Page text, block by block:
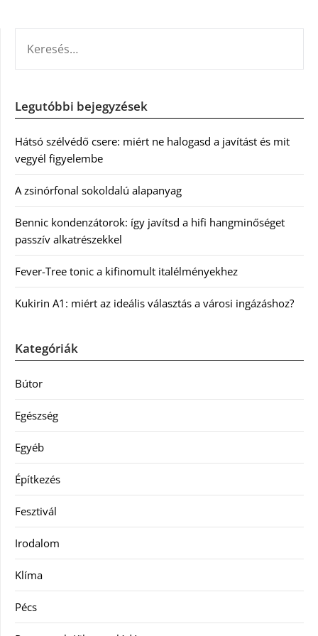
Legutóbbi bejegyzések
Hátsó szélvédő csere: miért ne halogasd a javítást és mit
vegyél figyelembe
A zsinórfonal sokoldalú alapanyag
Bennic kondenzátorok: így javítsd a hifi hangminőséget
passzív alkatrészekkel
Fever-Tree tonic a kifinomult italélményekhez
Kukirin A1: miért az ideális választás a városi ingázáshoz?
Kategóriák
Bútor
Egészség
Egyéb
Építkezés
Fesztivál
Irodalom
Klíma
Pécs